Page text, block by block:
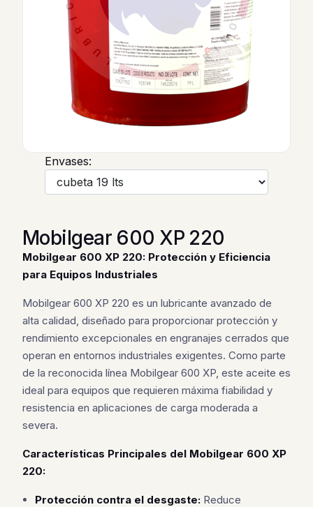
Envases:
Mobilgear 600 XP 220
Mobilgear 600 XP 220: Protección y Eficiencia
para Equipos Industriales
Mobilgear 600 XP 220 es un lubricante avanzado de
alta calidad, diseñado para proporcionar protección y
rendimiento excepcionales en engranajes cerrados que
operan en entornos industriales exigentes. Como parte
de la reconocida línea Mobilgear 600 XP, este aceite es
ideal para equipos que requieren máxima fiabilidad y
resistencia en aplicaciones de carga moderada a
severa.
Características Principales del Mobilgear 600 XP
220:
Protección contra el desgaste: Reduce